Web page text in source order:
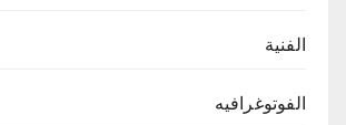
الفنية
الفوتوغرافيه